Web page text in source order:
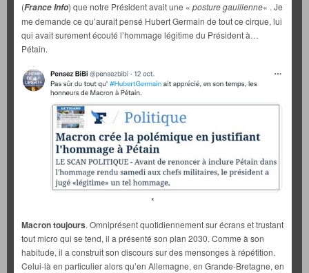
(France Info) que notre Président avait une « posture gaullienne« . Je
me demande ce qu’aurait pensé Hubert Germain de tout ce cirque, lui
qui avait surement écouté l’hommage légitime du Président à…
Pétain.
*
Macron toujours. Omniprésent quotidiennement sur écrans et trustant
tout micro qui se tend, il a présenté son plan 2030. Comme à son
habitude, il a construit son discours sur des mensonges à répétition.
Celui-là en particulier alors qu’en Allemagne, en Grande-Bretagne, en